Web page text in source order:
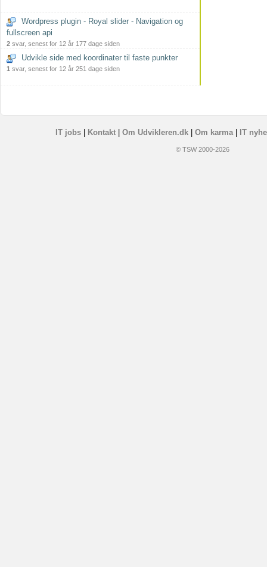
Wordpress plugin - Royal slider - Navigation og
fullscreen api
2 svar, senest for 12 år 177 dage siden
Udvikle side med koordinater til faste punkter
1 svar, senest for 12 år 251 dage siden
IT jobs| Kontakt| Om Udvikleren.dk| Om karma| IT
© TSW 2000-2026